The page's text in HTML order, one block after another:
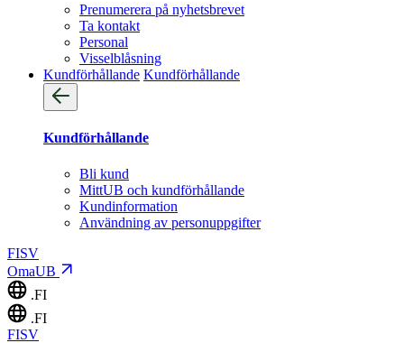
Prenumerera på nyhetsbrevet
Ta kontakt
Personal
Visselblåsning
Kundförhållande Kundförhållande
Kundförhållande
Bli kund
MittUB och kundförhållande
Kundinformation
Användning av personuppgifter
FISV
OmaUB
.FI
.FI
FISV